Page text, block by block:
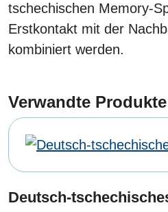
tschechischen Memory-
Erstkontakt mit der
kombiniert werden.
Verwandte Produkte
Deutsch-